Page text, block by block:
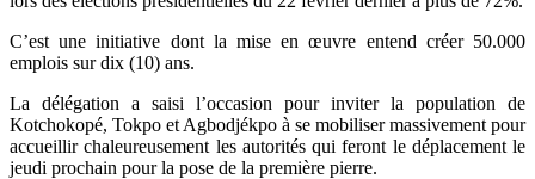
C’est une initiative dont la mise en œuvre entend créer 50.000
emplois sur dix (10) ans.
La délégation a saisi l’occasion pour inviter la population de
Kotchokopé, Tokpo et Agbodjékpo à se mobiliser massivement pour
accueillir chaleureusement les autorités qui feront le déplacement le
jeudi prochain pour la pose de la première pierre.